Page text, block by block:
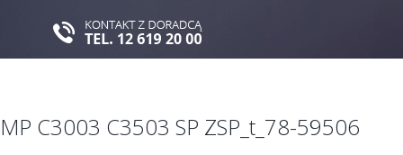
MP C3003 C3503 SP ZSP_t_78-59506